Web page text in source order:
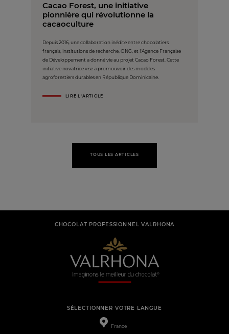
Cacao Forest, une initiative
pionnière qui révolutionne la
cacaoculture
Depuis 2016, une collaboration inédite entre chocolatiers
français, institutions de recherche, ONG, et l'Agence Française
de Développement a donné vie au projet Cacao Forest. Cette
initiative novatrice vise à promouvoir des modèles
agroforestiers durables en République Dominicaine.
LIRE L'ARTICLE
TOUS LES ARTICLES
CHOCOLAT PROFESSIONNEL VALRHONA
SÉLECTIONNER VOTRE LANGUE
France